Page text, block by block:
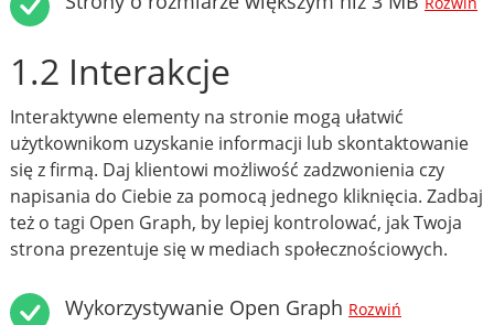
1.2 Interakcje
Interaktywne elementy na stronie mogą ułatwić
użytkownikom uzyskanie informacji lub skontaktowanie
się z firmą. Daj klientowi możliwość zadzwonienia czy
napisania do Ciebie za pomocą jednego kliknięcia. Zadbaj
też o tagi Open Graph, by lepiej kontrolować, jak Twoja
strona prezentuje się w mediach społecznościowych.
Wykorzystywanie Open Graph Rozwiń